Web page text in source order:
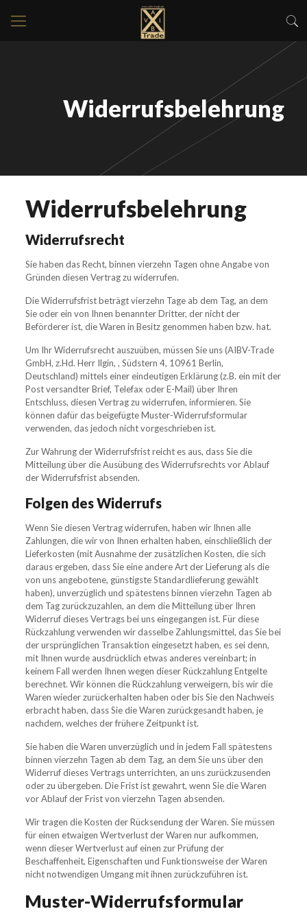
Widerrufsbelehrung
Widerrufsbelehrung
Widerrufsrecht
Sie haben das Recht, binnen vierzehn Tagen ohne Angabe von
Gründen diesen Vertrag zu widerrufen.
Die Widerrufsfrist beträgt vierzehn Tage ab dem Tag, an dem
Sie oder ein von Ihnen benannter Dritter, der nicht der
Beförderer ist, die Waren in Besitz genommen haben bzw. hat.
Um Ihr Widerrufsrecht auszuüben, müssen Sie uns (AIBV-Trade
GmbH, z.Hd. Herr Ilgin, , Südstern 4, 10961 Berlin,
Deutschland) mittels einer eindeutigen Erklärung (z.B. ein mit der
Post versandter Brief, Telefax oder E-Mail) über Ihren
Entschluss, diesen Vertrag zu widerrufen, informieren. Sie
können dafür das beigefügte Muster-Widerrufsformular
verwenden, das jedoch nicht vorgeschrieben ist.
Zur Wahrung der Widerrufsfrist reicht es aus, dass Sie die
Mitteilung über die Ausübung des Widerrufsrechts vor Ablauf
der Widerrufsfrist absenden.
Folgen des Widerrufs
Wenn Sie diesen Vertrag widerrufen, haben wir Ihnen alle
Zahlungen, die wir von Ihnen erhalten haben, einschließlich der
Lieferkosten (mit Ausnahme der zusätzlichen Kosten, die sich
daraus ergeben, dass Sie eine andere Art der Lieferung als die
von uns angebotene, günstigste Standardlieferung gewählt
haben), unverzüglich und spätestens binnen vierzehn Tagen ab
dem Tag zurückzuzahlen, an dem die Mitteilung über Ihren
Widerruf dieses Vertrags bei uns eingegangen ist. Für diese
Rückzahlung verwenden wir dasselbe Zahlungsmittel, das Sie bei
der ursprünglichen Transaktion eingesetzt haben, es sei denn,
mit Ihnen wurde ausdrücklich etwas anderes vereinbart; in
keinem Fall werden Ihnen wegen dieser Rückzahlung Entgelte
berechnet. Wir können die Rückzahlung verweigern, bis wir die
Waren wieder zurückerhalten haben oder bis Sie den Nachweis
erbracht haben, dass Sie die Waren zurückgesandt haben, je
nachdem, welches der frühere Zeitpunkt ist.
Sie haben die Waren unverzüglich und in jedem Fall spätestens
binnen vierzehn Tagen ab dem Tag, an dem Sie uns über den
Widerruf dieses Vertrags unterrichten, an uns zurückzusenden
oder zu übergeben. Die Frist ist gewahrt, wenn Sie die Waren
vor Ablauf der Frist von vierzehn Tagen absenden.
Wir tragen die Kosten der Rücksendung der Waren. Sie müssen
für einen etwaigen Wertverlust der Waren nur aufkommen,
wenn dieser Wertverlust auf einen zur Prüfung der
Beschaffenheit, Eigenschaften und Funktionsweise der Waren
nicht notwendigen Umgang mit ihnen zurückzuführen ist.
Muster-Widerrufsformular